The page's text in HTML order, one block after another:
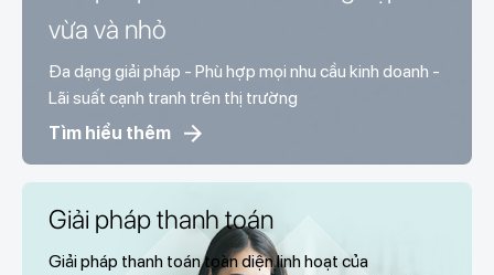
vừa và nhỏ
Đa dạng giải pháp - Phù hợp mọi nhu cầu kinh doanh -
Lãi suất cạnh tranh trên thị trường
Tìm hiểu thêm
Giải pháp thanh toán
Giải pháp thanh toán toàn diện linh hoạt của